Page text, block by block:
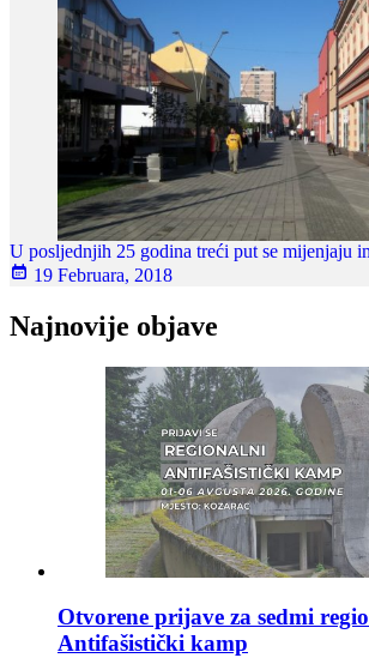
U posljednjih 25 godina treći put se mijenjaju
19 Februara, 2018
Najnovije objave
Otvorene prijave za sedmi
Antifašistički kamp